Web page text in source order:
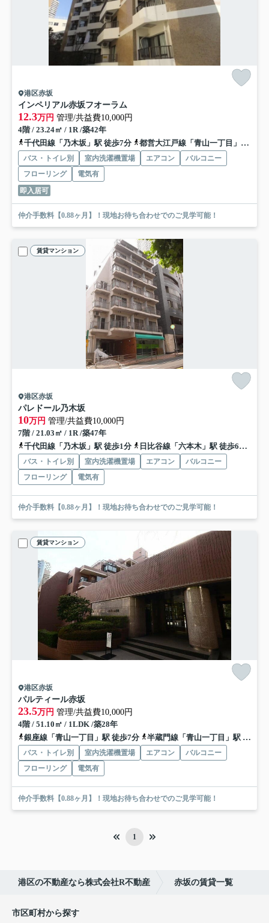
港区赤坂
インペリアル赤坂フオーラム
12.3万円 管理/共益費10,000円
4階 / 23.24㎡ / 1R /築42年
千代田線「乃木坂」駅 徒歩7分
都営大江戸線「青山一丁目」駅 徒歩9分
バス・トイレ別 室内洗濯機置場 エアコン
バルコニー
フローリング
電気有
即入居可
仲介手数料【0.88ヶ月】！現地お待ち合わせでのご見学可能！
賃貸マンション
港区赤坂
パレドール乃木坂
10万円 管理/共益費10,000円
7階 / 21.03㎡ / 1R /築47年
千代田線「乃木坂」駅 徒歩1分
日比谷線「六本木」駅 徒歩6分
バス・トイレ別 室内洗濯機置場 エアコン
バルコニー
フローリング
電気有
仲介手数料【0.88ヶ月】！現地お待ち合わせでのご見学可能！
賃貸マンション
港区赤坂
パルティール赤坂
23.5万円 管理/共益費10,000円
4階 / 51.10㎡ / 1LDK /築28年
銀座線「青山一丁目」駅 徒歩7分
半蔵門線「青山一丁目」駅 徒歩7分
バス・トイレ別 室内洗濯機置場 エアコン
バルコニー
フローリング
電気有
仲介手数料【0.88ヶ月】！現地お待ち合わせでのご見学可能！
1
港区の不動産なら株式会社R不動産 赤坂の賃貸一覧
市区町村から探す